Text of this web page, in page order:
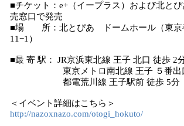
■チケット：e+（イープラス）および北とぴ
売窓口で発売
■場 所：北とぴあ ドームホール（東京
11−1）
■最 寄 駅： JR京浜東北線 王子 北口 徒歩 2
東京メトロ南北線 王子 ５番出
都電荒川線 王子駅前 徒歩 5分
＜イベント詳細はこちら＞
http://nazoxnazo.com/otogi_hokuto/